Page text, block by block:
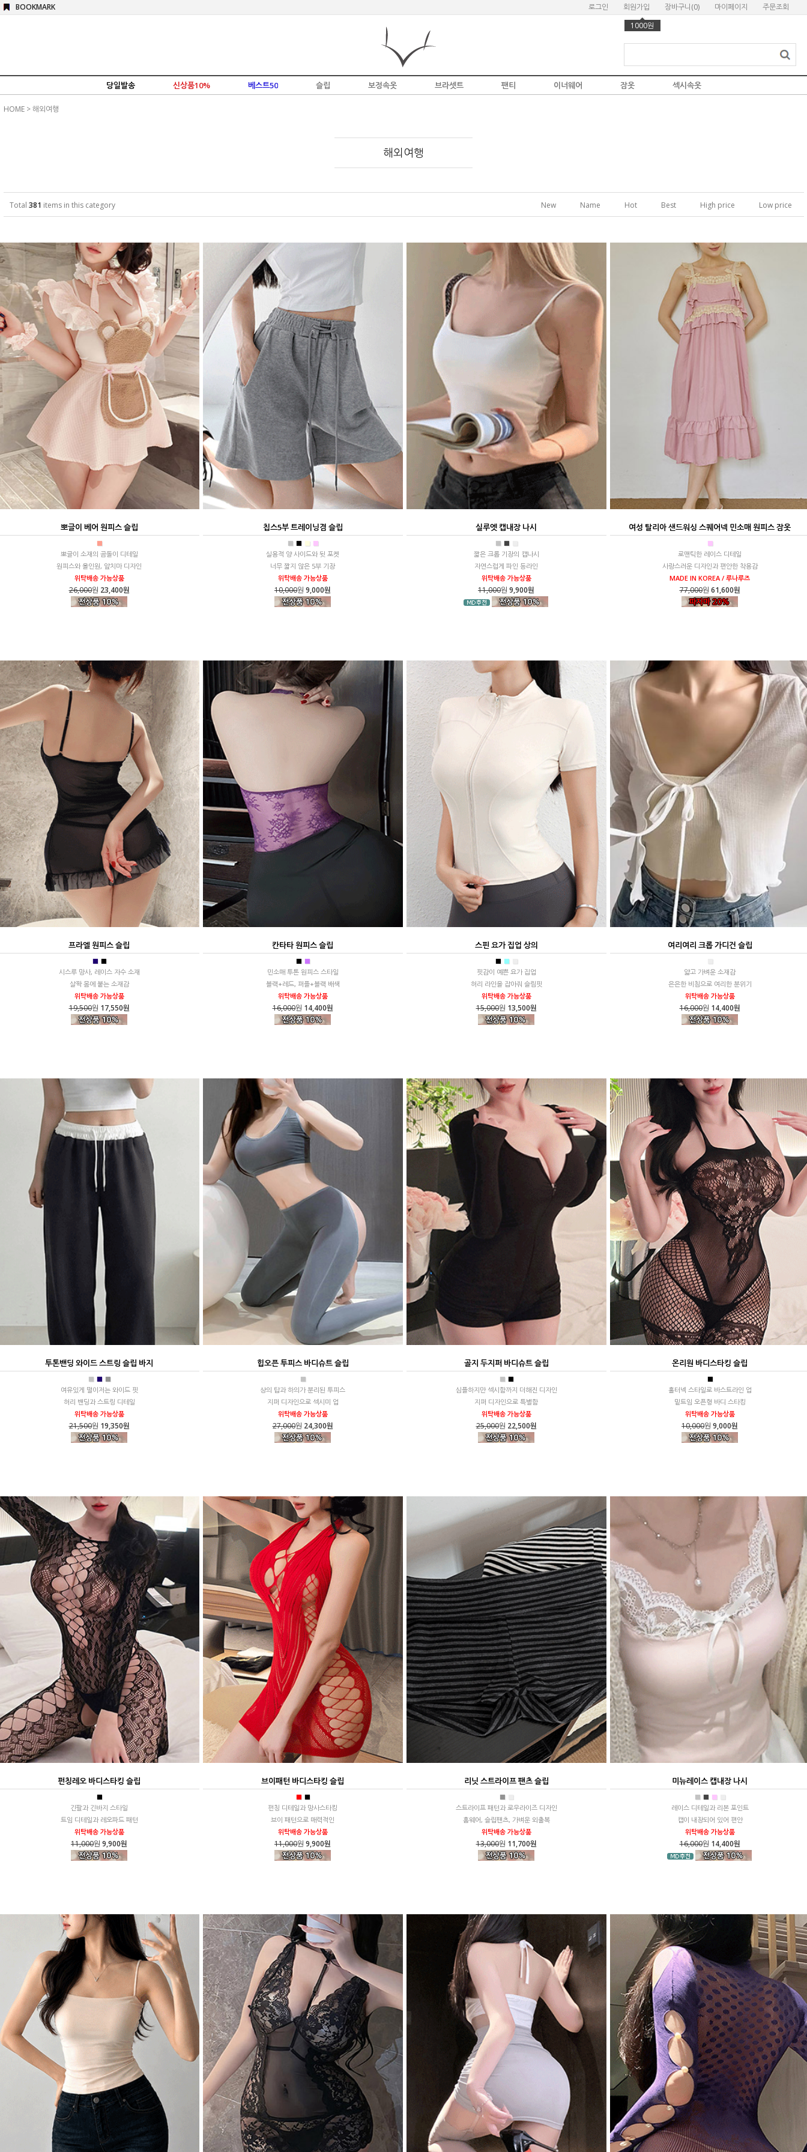
로그인
회원가입
1000원
장바구니(0) 마이페이지 주문조회
BOOKMARK
당일발송 신상품10% 베스트50 슬립 보정속옷 브라셋트 팬티 이너웨어 잠옷 섹시속옷
HOME>해외여행
해외여행
Total 381 items in this category New Name Hot Best High price Low price
뽀글이 베어 원피스 슬립
■
뽀글이 소재의 곰돌이 디테일
원피스와 올인원, 앞치마 디자인
위탁배송 가능상품
26,000원 23,400원
칩스5부 트레이닝겸 슬립
■ ■ ■ ■
실용적 양 사이드와 뒷 포켓
너무 짧지 않은 5부 기장
위탁배송 가능상품
10,000원 9,000원
실루엣 캡내장 나시
■ ■ ■
짧은 크롭 기장의 캡나시
자연스럽게 파인 등라인
위탁배송 가능상품
11,000원 9,900원
여성 탈리아 샌드워싱 스퀘어넥 민소매 원피스 잠옷
■
로맨틱한 레이스 디테일
사랑스러운 디자인과 편안한 착용감
MADE IN KOREA / 루나루즈
77,000원 61,600원
프라엘 원피스 슬립
■ ■
시스루 망사, 레이스 자수 소재
살짝 몸에 붙는 소재감
위탁배송 가능상품
19,500원 17,550원
칸타타 원피스 슬립
■ ■
민소매 투톤 원피스 스타일
블랙+레드, 퍼플+블랙 배색
위탁배송 가능상품
16,000원 14,400원
스핀 요가 집업 상의
■ ■ ■
핏감이 예쁜 요가 집업
허리 라인을 잡아줘 슬림핏
위탁배송 가능상품
15,000원 13,500원
여리여리 크롭 가디건 슬립
■
얇고 가벼운 소재감
은은한 비침으로 여리한 분위기
위탁배송 가능상품
16,000원 14,400원
투톤밴딩 와이드 스트링 슬립 바지
■ ■ ■
여유있게 떨이저는 와이드 핏
허리 밴딩과 스트링 디테일
위탁배송 가능상품
21,500원 19,350원
힙오픈 투피스 바디슈트 슬립
■
상의 탑과 하의가 분리된 투피스
지퍼 디자인으로 섹시미 업
위탁배송 가능상품
27,000원 24,300원
골지 두지퍼 바디슈트 슬립
■ ■
심플하지만 섹시함까지 더해진 디자인
지퍼 디자인으로 특별함
위탁배송 가능상품
25,000원 22,500원
온리원 바디스타킹 슬립
■
홀터넥 스타일로 바스트라인 업
밑트임 오픈형 바디 스타킹
위탁배송 가능상품
10,000원 9,000원
펀칭레오 바디스타킹 슬립
■
긴팔과 긴바지 스타일
트임 디테일과 레오파드 패턴
위탁배송 가능상품
11,000원 9,900원
브이패턴 바디스타킹 슬립
■ ■
펀칭 디테일과 망사스타킹
브이 패턴으로 매력적인
위탁배송 가능상품
11,000원 9,900원
리닛 스트라이프 팬츠 슬립
■ ■
스트라이프 패턴과 로우라이즈 디자인
홈웨어, 슬립팬츠, 가벼운 외출복
위탁배송 가능상품
13,000원 11,700원
미뉴레이스 캡내장 나시
■ ■ ■ ■
레이스 디테일과 리본 포인트
캡이 내장되어 있어 편안
위탁배송 가능상품
16,000원 14,400원